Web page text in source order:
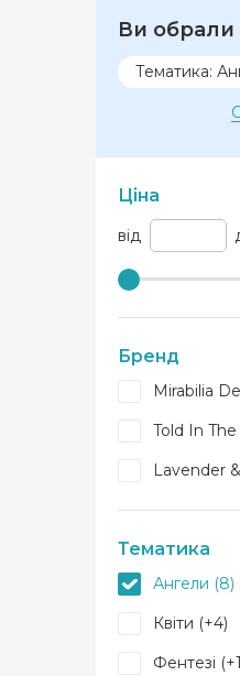
Ви обрали
Тематика:
Ціна
від
Бренд
Mirabilia
Told In The
Lavender
Тематика
Ангели (8)
Квіти (+4)
Фентезі